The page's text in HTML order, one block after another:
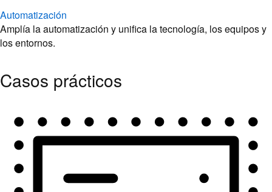
Automatización
Amplía la automatización y unifica la tecnología, los equipos y
los entornos.
Casos prácticos